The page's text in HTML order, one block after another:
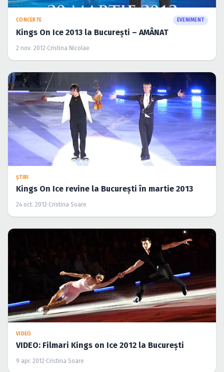
Caută în site...
CONCERTE EVENIMENT
Kings On Ice 2013 la Bucureşti – AMÂNAT
2 nov. 2012·Cristina Nicolae
ŞTIRI
Kings On Ice revine la Bucureşti în martie 2013
24 oct. 2012·Cristina Soare
VIDEO
VIDEO: Filmari Kings on Ice 2012 la Bucureşti
9 apr. 2012·Cristina Soare